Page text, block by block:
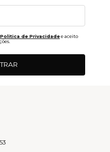
Politica de Privacidadee aceito